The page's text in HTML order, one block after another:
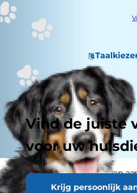
Vind de juiste
voor uw
Krijg persoonlijk
Een van de leukste dingen
een hond, is dat hij zo graag